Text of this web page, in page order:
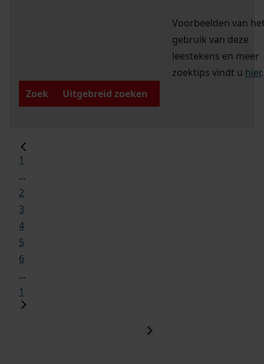
Voorbeelden van
gebruik van deze
leestekens en meer
zoektips vindt u hier.
Zoek
Uitgebreid zoeken
1
...
2
3
4
5
6
...
1